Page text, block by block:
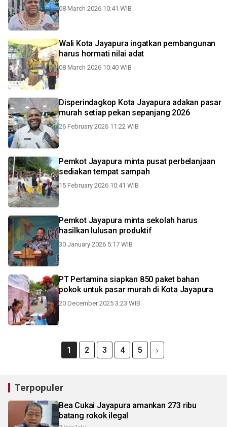
08 March 2026 10:41 WIB
Wali Kota Jayapura ingatkan pembangunan
harus hormati nilai adat
08 March 2026 10:40 WIB
Disperindagkop Kota Jayapura adakan pasar
murah setiap pekan sepanjang 2026
26 February 2026 11:22 WIB
Pemkot Jayapura minta pusat perbelanjaan
sediakan tempat sampah
15 February 2026 10:41 WIB
Pemkot Jayapura minta sekolah harus
hasilkan lulusan produktif
30 January 2026 5:17 WIB
PT Pertamina siapkan 850 paket bahan
pokok untuk pasar murah di Kota Jayapura
20 December 2025 3:23 WIB
1 2 3 4 5
Terpopuler
Bea Cukai Jayapura amankan 273 ribu
batang rokok ilegal